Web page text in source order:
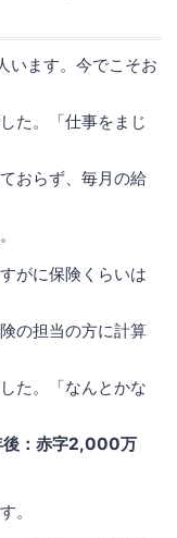
います。今でこそお
た。「仕事をまじ
おらず、毎月の給
がに保険くらいは
の担当の方に計算
た。「なんとかな
後：赤字2,000万
。